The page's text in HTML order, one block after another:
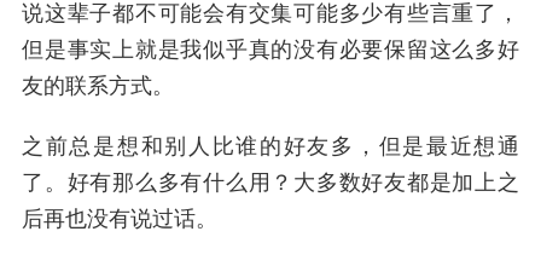
说这辈子都不可能会有交集可能多少有些言重了，
但是事实上就是我似乎真的没有必要保留这么多好
友的联系方式。
之前总是想和别人比谁的好友多，但是最近想通
了。好有那么多有什么用？大多数好友都是加上之
后再也没有说过话。